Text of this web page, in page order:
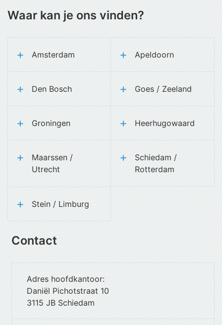
Waar kan je ons vinden?
Amsterdam Apeldoorn
Den Bosch Goes / Zeeland
Groningen Heerhugowaard
Maarssen /
Utrecht
Schiedam /
Rotterdam
Stein / Limburg
Contact
Adres hoofdkantoor:
Daniël Pichotstraat 10
3115 JB Schiedam